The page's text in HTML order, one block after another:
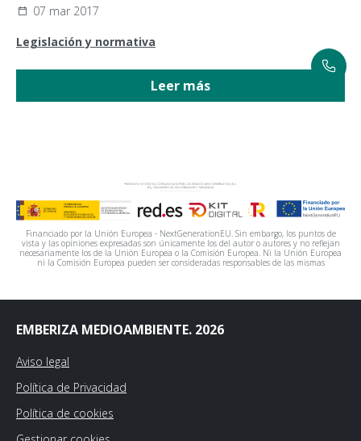
07 mar 2017
Legislación y normativa
Leer más
Financiado por la Unión Europea - NextGenerationEU. Sin embargo, los puntos de
vista y las opiniones expresadas son únicamente los del autor o autores y no reflejan
necesariamente los de la Unión Europea o la Comisión Europea. Ni la Unión Europea
ni la Comisión Europea pueden ser consideradas responsables de las mismas
EMBERIZA MEDIOAMBIENTE. 2026
Aviso legal
Política de Privacidad
Política de cookies